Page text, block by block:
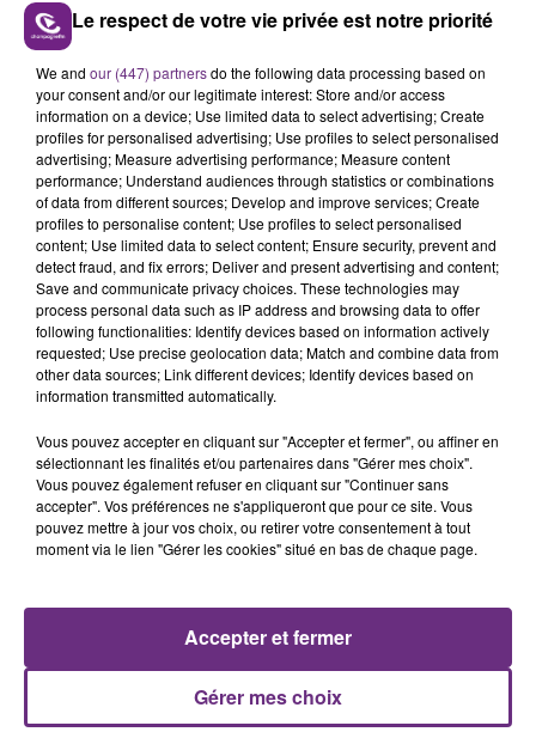
Melodrama Self Aware
13h26
13h26
OLIVIA RODRIGO
Stupid Song
13h23
13h23
GOTYE
Somebody That I Used To
Know
A L'ANTENNE
Le week-end Champagne FM
Le respect de votre vie privée est notre priorité
We and our (447) partnersdo the following data processing based on
your consent and/or our legitimate interest: Store and/or access
information on a device; Use limited data to select advertising; Create
profiles for personalised advertising; Use profiles to select personalised
advertising; Measure advertising performance; Measure content
performance; Understand audiences through statistics or combinations
of data from different sources; Develop and improve services; Create
profiles to personalise content; Use profiles to select personalised
content; Use limited data to select content; Ensure security, prevent and
detect fraud, and fix errors; Deliver and present advertising and content;
Save and communicate privacy choices. These technologies may
process personal data such as IP address and browsing data to offer
following functionalities: Identify devices based on information actively
requested; Use precise geolocation data; Match and combine data from
other data sources; Link different devices; Identify devices based on
information transmitted automatically.
Vous pouvez accepter en cliquant sur "Accepter et fermer", ou affiner en
sélectionnant les finalités et/ou partenaires dans "Gérer mes choix".
Vous pouvez également refuser en cliquant sur "Continuer sans
accepter". Vos préférences ne s'appliqueront que pour ce site. Vous
pouvez mettre à jour vos choix, ou retirer votre consentement à tout
moment via le lien "Gérer les cookies" situé en bas de chaque page.
Gérer mes choix
Accepter et fermer